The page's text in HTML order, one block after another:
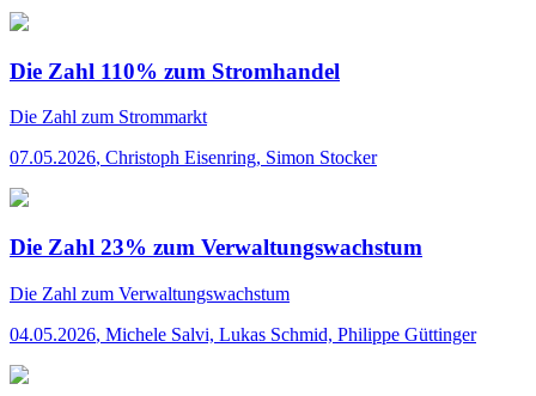
Die Zahl 110% zum Stromhandel
Die Zahl zum Strommarkt
07.05.2026, Christoph Eisenring, Simon Stocker
Die Zahl 23% zum Verwaltungswachstum
Die Zahl zum Verwaltungswachstum
04.05.2026, Michele Salvi, Lukas Schmid, Philippe Güttinger